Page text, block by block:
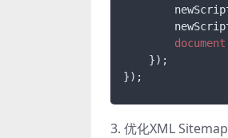
document
    });
});
3. 优化XML